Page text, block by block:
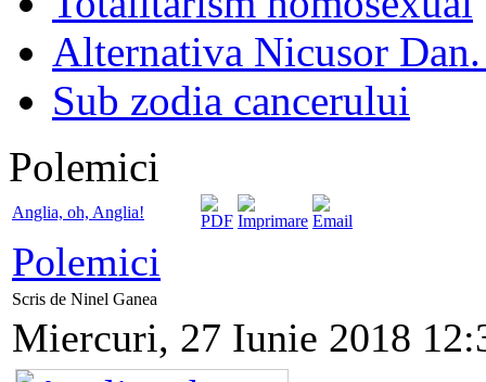
Alternativa Nicusor
Sub zodia cancerului
Polemici
Anglia, oh, Anglia!
Polemici
Scris de Ninel Ganea
Miercuri, 27 Iunie 2018